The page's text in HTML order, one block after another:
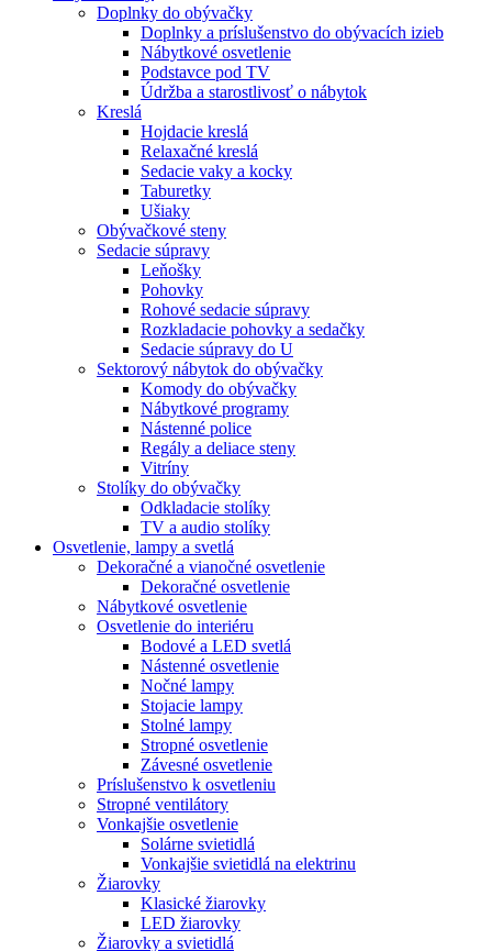
Doplnky do obývačky
Doplnky a príslušenstvo do obývacích izieb
Nábytkové osvetlenie
Podstavce pod TV
Údržba a starostlivosť o nábytok
Kreslá
Hojdacie kreslá
Relaxačné kreslá
Sedacie vaky a kocky
Taburetky
Ušiaky
Obývačkové steny
Sedacie súpravy
Leňošky
Pohovky
Rohové sedacie súpravy
Rozkladacie pohovky a sedačky
Sedacie súpravy do U
Sektorový nábytok do obývačky
Komody do obývačky
Nábytkové programy
Nástenné police
Regály a deliace steny
Vitríny
Stolíky do obývačky
Odkladacie stolíky
TV a audio stolíky
Osvetlenie, lampy a svetlá
Dekoračné a vianočné osvetlenie
Dekoračné osvetlenie
Nábytkové osvetlenie
Osvetlenie do interiéru
Bodové a LED svetlá
Nástenné osvetlenie
Nočné lampy
Stojacie lampy
Stolné lampy
Stropné osvetlenie
Závesné osvetlenie
Príslušenstvo k osvetleniu
Stropné ventilátory
Vonkajšie osvetlenie
Solárne svietidlá
Vonkajšie svietidlá na elektrinu
Žiarovky
Klasické žiarovky
LED žiarovky
Žiarovky a svietidlá